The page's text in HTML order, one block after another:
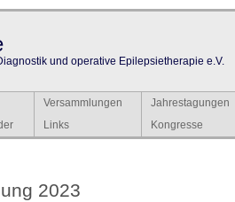
und operative Epilepsietherapie e.V.
Versammlungen Jahrestagungen
Links Kongresse
2023